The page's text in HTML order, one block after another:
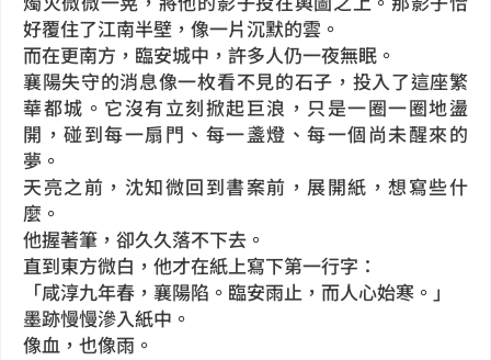
好覆住了江南半壁，像一片沉默的雲。
而在更南方，臨安城中，許多人仍一夜無眠。
襄陽失守的消息像一枚看不見的石子，投入了這座繁
華都城。它沒有立刻掀起巨浪，只是一圈一圈地盪
開，碰到每一扇門、每一盞燈、每一個尚未醒來的
夢。
天亮之前，沈知微回到書案前，展開紙，想寫些什
麼。
他握著筆，卻久久落不下去。
直到東方微白，他才在紙上寫下第一行字：
「咸淳九年春，襄陽陷。臨安雨止，而人心始寒。」
墨跡慢慢滲入紙中。
像血，也像雨。